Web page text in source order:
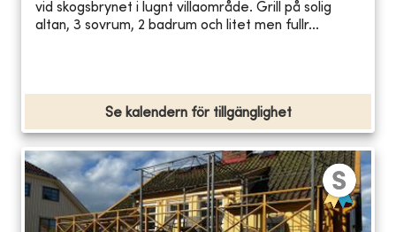
vid skogsbrynet i lugnt villaområde. Grill på solig
altan, 3 sovrum, 2 badrum och litet men fullr...
Se kalendern för tillgänglighet